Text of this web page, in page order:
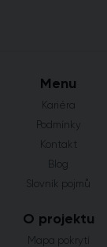
Menu
Kariéra
Podmínky
Kontakt
Blog
Slovník pojmů
O projektu
Mapa pokrytí